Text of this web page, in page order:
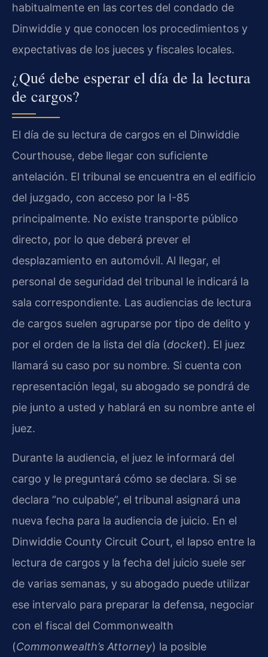
habitualmente en las cortes del condado de
Dinwiddie y que conocen los procedimientos y
expectativas de los jueces y fiscales locales.
¿Qué debe esperar el día de la lectura
de cargos?
El día de su lectura de cargos en el Dinwiddie
Courthouse, debe llegar con suficiente
antelación. El tribunal se encuentra en el edificio
del juzgado, con acceso por la I-85
principalmente. No existe transporte público
directo, por lo que deberá prever el
desplazamiento en automóvil. Al llegar, el
personal de seguridad del tribunal le indicará la
sala correspondiente. Las audiencias de lectura
de cargos suelen agruparse por tipo de delito y
por el orden de la lista del día (docket). El juez
llamará su caso por su nombre. Si cuenta con
representación legal, su abogado se pondrá de
pie junto a usted y hablará en su nombre ante el
juez.
Durante la audiencia, el juez le informará del
cargo y le preguntará cómo se declara. Si se
declara “no culpable”, el tribunal asignará una
nueva fecha para la audiencia de juicio. En el
Dinwiddie County Circuit Court, el lapso entre la
lectura de cargos y la fecha del juicio suele ser
de varias semanas, y su abogado puede utilizar
ese intervalo para preparar la defensa, negociar
con el fiscal del Commonwealth
(Commonwealth’s Attorney) la posible